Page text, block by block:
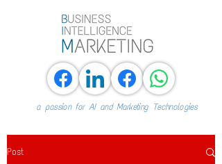
a passion for AI and Marketing Technologies
Post